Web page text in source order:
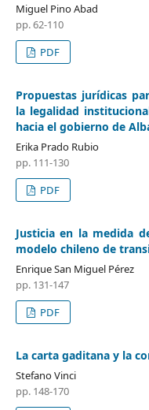
Miguel Pino Abad
pp. 62-110
PDF
Propuestas jurídicas
la legalidad
hacia el gobierno de
Erika Prado Rubio
pp. 111-130
PDF
Justicia en la medida
modelo chileno de
Enrique San Miguel Pérez
pp. 131-147
PDF
La carta gaditana y la
Stefano Vinci
pp. 148-170